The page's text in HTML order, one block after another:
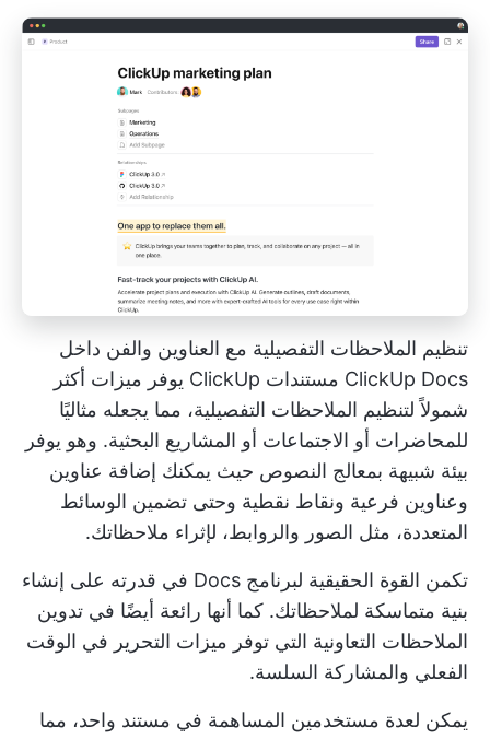
تنظيم الملاحظات التفصيلية مع العناوين والفن داخل
ClickUp Docs مستندات ClickUp
يوفر ميزات أكثر
شمولاً لتنظيم الملاحظات التفصيلية، مما يجعله مثاليًا
للمحاضرات أو الاجتماعات أو المشاريع البحثية. وهو يوفر
بيئة شبيهة بمعالج النصوص حيث يمكنك إضافة عناوين
وعناوين فرعية ونقاط نقطية وحتى تضمين الوسائط
المتعددة، مثل الصور والروابط، لإثراء ملاحظاتك.
تكمن القوة الحقيقية لبرنامج Docs في قدرته على إنشاء
بنية متماسكة لملاحظاتك. كما أنها رائعة أيضًا في تدوين
الملاحظات التعاونية التي توفر ميزات التحرير في الوقت
الفعلي والمشاركة السلسة.
يمكن لعدة مستخدمين المساهمة في مستند واحد، مما